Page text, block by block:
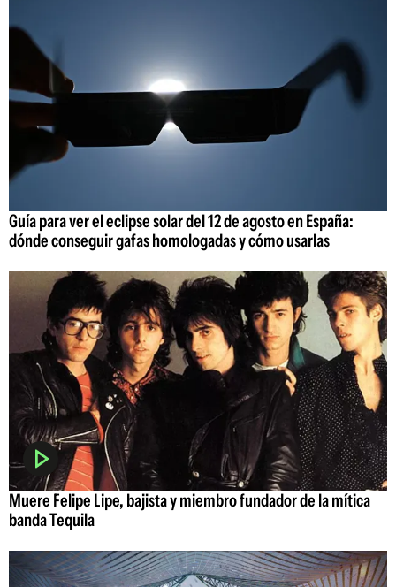
Guía para ver el eclipse solar del 12 de agosto en España:
dónde conseguir gafas homologadas y cómo usarlas
Muere Felipe Lipe, bajista y miembro fundador de la mítica
banda Tequila